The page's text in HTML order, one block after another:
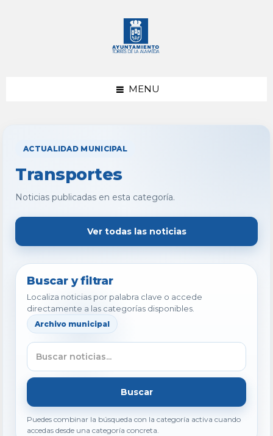
MENU
ACTUALIDAD MUNICIPAL
Transportes
Noticias publicadas en esta categoría.
Ver todas las noticias
Buscar y filtrar
Localiza noticias por palabra clave o accede
directamente a las categorías disponibles.
Archivo municipal
Buscar
Puedes combinar la búsqueda con la categoría activa cuando
accedas desde una categoría concreta.